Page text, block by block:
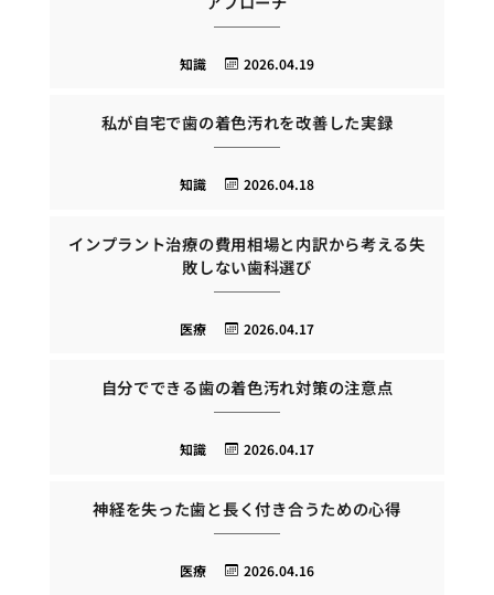
2026.04.19
知識
私が自宅で歯の着色汚れを改善した実録
2026.04.18
知識
インプラント治療の費用相場と内訳から考える失
敗しない歯科選び
2026.04.17
医療
自分でできる歯の着色汚れ対策の注意点
2026.04.17
知識
神経を失った歯と長く付き合うための心得
2026.04.16
医療